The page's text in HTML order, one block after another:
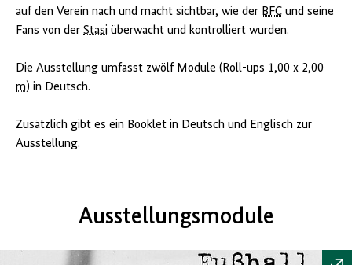
auf den Verein nach und macht sichtbar, wie der BFC und seine
Fans von der Stasi überwacht und kontrolliert wurden.
Die Ausstellung umfasst zwölf Module (Roll-ups 1,00 x 2,00
m) in Deutsch.
Zusätzlich gibt es ein Booklet in Deutsch und Englisch zur
Ausstellung.
Ausstellungsmodule